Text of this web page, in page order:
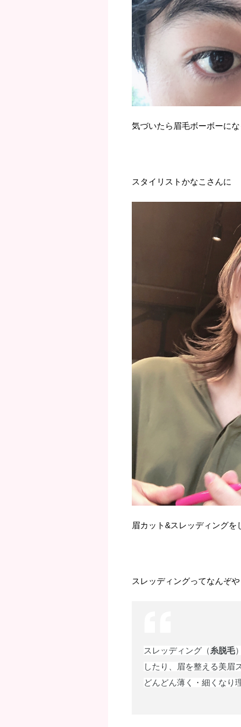
気づいたら眉毛ボーボーにな
スタイリストかなこさんに
眉カット&スレッディングを
スレッディングってなんぞや
スレッディング（糸脱毛
したり、眉を整える美眉
どんどん薄く・細くなり